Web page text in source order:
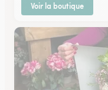
Voir la boutique